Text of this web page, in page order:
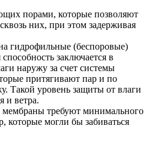
порами, которые позволяют
них, при этом задерживая
гидрофильные (беспоровые)
заключается в
наружу за счет системы
притягивают пар и по
Такой уровень защиты от влаги
и ветра.
требуют минимального
которые могли бы забиваться